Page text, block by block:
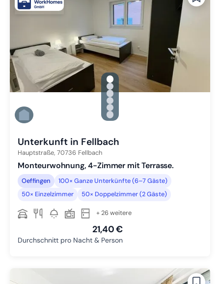
gallery.slide_selector
Zu Slide 1 wechseln
Zu Slide 2 wechseln
Zu Slide 3 wechseln
Zu Slide 4 wechseln
Zu Slide 5 wechseln
Zu Slide 6 wechseln
Unterkunft in Fellbach
Hauptstraße, 70736 Fellbach
Monteurwohnung, 4-Zimmer mit Terrasse.
Oeffingen
100× Ganze Unterkünfte (6–7 Gäste)
50× Einzelzimmer
50× Doppelzimmer (2 Gäste)
+ 26 weitere
21,40 €
Durchschnitt pro Nacht & Person